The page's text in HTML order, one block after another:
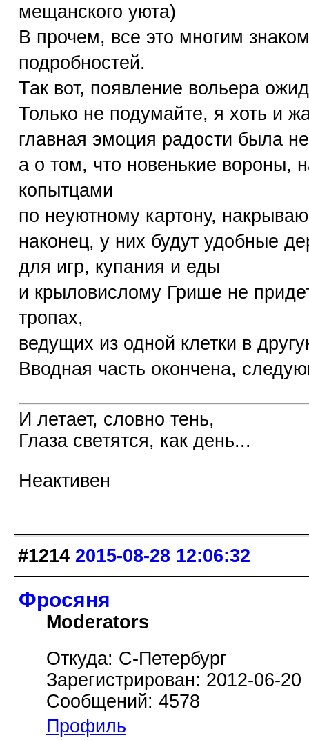
мещанского уюта)
В прочем, все это многим
подробностей.
Так вот, появление вольера
Только не подумайте, я хоть и
главная эмоция радости была
а о том, что новенькие вороны,
копытцами
по неуютному картону,
наконец, у них будут удобные
для игр, купания и еды
и крыловислому Грише не
тропах,
ведущих из одной клетки в
Вводная часть окончена,
И летает, словно тень,
Глаза светятся, как день...
Неактивен
#1214 2015-08-28 12:06:32
Фросяня
Moderators
Откуда: С-Петербург
Зарегистрирован: 2012-06-20
Сообщений: 4578
Профиль